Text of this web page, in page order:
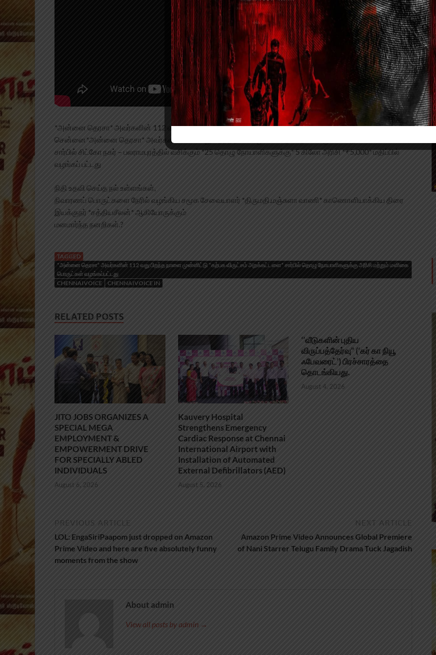
*அன்னை தெரசா* அவர்களின் 112 வது பிறந்த நாளை முன்னிட்டு *கற்பக விருட்சம் அறக்கட்டளை* சார்பில்
சென்னை*அன்னை தெரசா* அவர்களின் 112 வது பிறந்த நாளை முன்னிட்டு *கற்பக விருட்சம் அறக்கட்டளை*
சார்பில் சிட்கோ நகர் – பலராமபுரத்தில் வசிக்கும் *25 தொழு நோயாளிகளுக்கு* 5 கிலோ அரிசி *₹5,000* மதிப்பில்
வழங்கப் பட்டது
நிதி உதவி செய்த நல் உள்ளங்கள்,
நிவாரணப் பொருட்களை நேரில் வழங்கிய சமூக சேவையாளர் *திருமதி.மஞ்சுளா வாணி* காணொளியாக்கிய திரை
இயக்குநர் *சத்தியசீலன்* ஆகியோருக்கும்
மனமார்ந்த நனறிகள்.?
TAGGED
*அன்னை தெரசா* அவர்களின் 112 வது பிறந்த நாளை முன்னிட்டு *கற்பக விருட்சம் அறக்கட்டளை* சார்பில் தொழு நோயாளிகளுக்கு அரிசி மற்றும் மளிகை
பொருட்கள் வழங்கப்பட்டது
CHENNAIVOICE
CHENNAIVOICE IN
RELATED POSTS
JITO JOBS ORGANIZES A
SPECIAL MEGA
EMPLOYMENT &
EMPOWERMENT DRIVE
FOR SPECIALLY ABLED
INDIVIDUALS
August 6, 2026
Kauvery Hospital
Strengthens Emergency
Cardiac Response at Chennai
International Airport with
Installation of Automated
External Defibrillators (AED)
August 5, 2026
‘’வீடுகளின் புதிய
விருப்பத்தேர்வு” (‘கர் கா நியூ
ஃபேவரைட்’) பிரச்சாரத்தை
தொடங்கியது.
August 4, 2026
PREVIOUS ARTICLE
LOL: EngaSiriPaapom just dropped on Amazon
Prime Video and here are five absolutely funny
moments from the show
NEXT ARTICLE
Amazon Prime Video Announces Global Premiere
of Nani Starrer Telugu Family Drama Tuck Jagadish
About admin
View all posts by admin →